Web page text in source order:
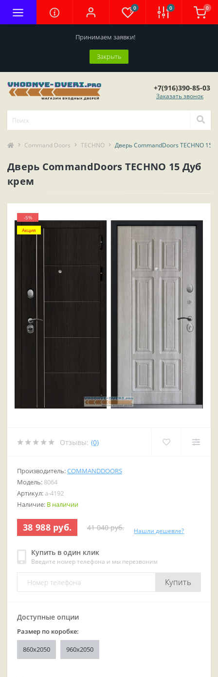
Принимаем заявки!
Закрыть
0 0 0
+7(916)390-85-03
Заказать звонок
Command Doors TECHNO Дверь CommandDoors TECHNO 15
Дверь CommandDoors TECHNO 15 Дуб
крем
-5%
Акция
Отзывы: (0)
Производитель:COMMANDDOORS
Модель: 8064
Артикул: a-4192
Наличие: В наличии
38 988 руб. 41 040 руб. Нашли дешевле?
Купить в один клик
Введите номер телефона и мы перезвоним
Купить
Доступные опции
Размер по коробке:
860х2050 960x2050